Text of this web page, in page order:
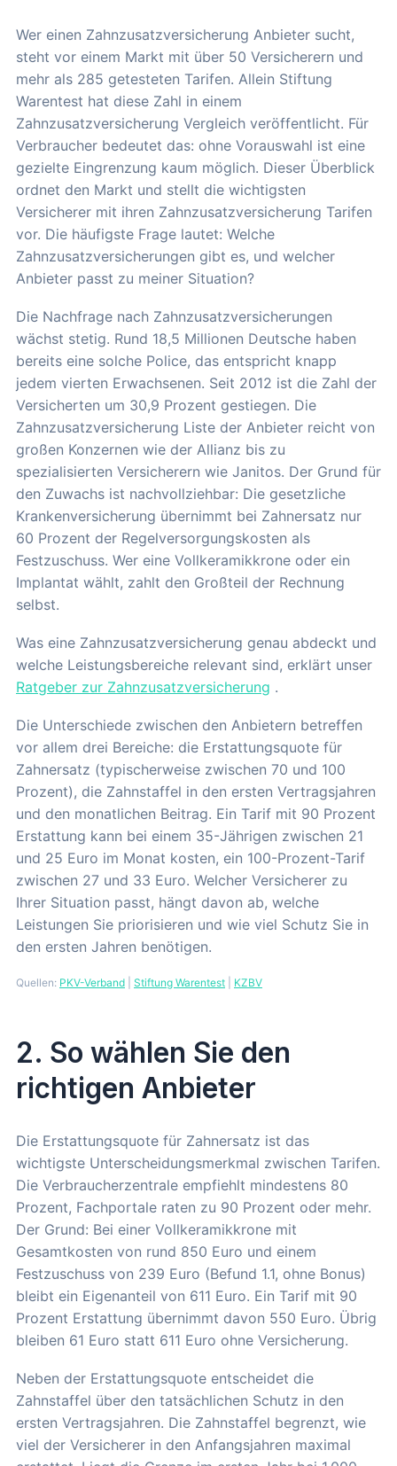
Wer einen Zahnzusatzversicherung Anbieter sucht,
steht vor einem Markt mit über 50 Versicherern und
mehr als 285 getesteten Tarifen. Allein Stiftung
Warentest hat diese Zahl in einem
Zahnzusatzversicherung Vergleich veröffentlicht. Für
Verbraucher bedeutet das: ohne Vorauswahl ist eine
gezielte Eingrenzung kaum möglich. Dieser Überblick
ordnet den Markt und stellt die wichtigsten
Versicherer mit ihren Zahnzusatzversicherung Tarifen
vor. Die häufigste Frage lautet: Welche
Zahnzusatzversicherungen gibt es, und welcher
Anbieter passt zu meiner Situation?
Die Nachfrage nach Zahnzusatzversicherungen
wächst stetig. Rund 18,5 Millionen Deutsche haben
bereits eine solche Police, das entspricht knapp
jedem vierten Erwachsenen. Seit 2012 ist die Zahl der
Versicherten um 30,9 Prozent gestiegen. Die
Zahnzusatzversicherung Liste der Anbieter reicht von
großen Konzernen wie der Allianz bis zu
spezialisierten Versicherern wie Janitos. Der Grund für
den Zuwachs ist nachvollziehbar: Die gesetzliche
Krankenversicherung übernimmt bei Zahnersatz nur
60 Prozent der Regelversorgungskosten als
Festzuschuss. Wer eine Vollkeramikkrone oder ein
Implantat wählt, zahlt den Großteil der Rechnung
selbst.
Was eine Zahnzusatzversicherung genau abdeckt und
welche Leistungsbereiche relevant sind, erklärt unser
Ratgeber zur Zahnzusatzversicherung .
Die Unterschiede zwischen den Anbietern betreffen
vor allem drei Bereiche: die Erstattungsquote für
Zahnersatz (typischerweise zwischen 70 und 100
Prozent), die Zahnstaffel in den ersten Vertragsjahren
und den monatlichen Beitrag. Ein Tarif mit 90 Prozent
Erstattung kann bei einem 35-Jährigen zwischen 21
und 25 Euro im Monat kosten, ein 100-Prozent-Tarif
zwischen 27 und 33 Euro. Welcher Versicherer zu
Ihrer Situation passt, hängt davon ab, welche
Leistungen Sie priorisieren und wie viel Schutz Sie in
den ersten Jahren benötigen.
Quellen: PKV-Verband Stiftung Warentest KZBV
2. So wählen Sie den
richtigen Anbieter
Die Erstattungsquote für Zahnersatz ist das
wichtigste Unterscheidungsmerkmal zwischen Tarifen.
Die Verbraucherzentrale empfiehlt mindestens 80
Prozent, Fachportale raten zu 90 Prozent oder mehr.
Der Grund: Bei einer Vollkeramikkrone mit
Gesamtkosten von rund 850 Euro und einem
Festzuschuss von 239 Euro (Befund 1.1, ohne Bonus)
bleibt ein Eigenanteil von 611 Euro. Ein Tarif mit 90
Prozent Erstattung übernimmt davon 550 Euro. Übrig
bleiben 61 Euro statt 611 Euro ohne Versicherung.
Neben der Erstattungsquote entscheidet die
Zahnstaffel über den tatsächlichen Schutz in den
ersten Vertragsjahren. Die Zahnstaffel begrenzt, wie
viel der Versicherer in den Anfangsjahren maximal